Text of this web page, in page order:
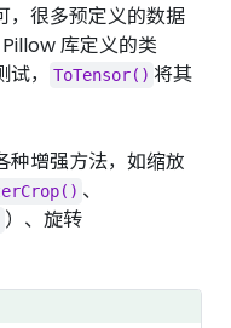
，很多预定义的数据
库定义的类
，
ToTensor() 将其
种增强方法，如缩放
、
）、旋转